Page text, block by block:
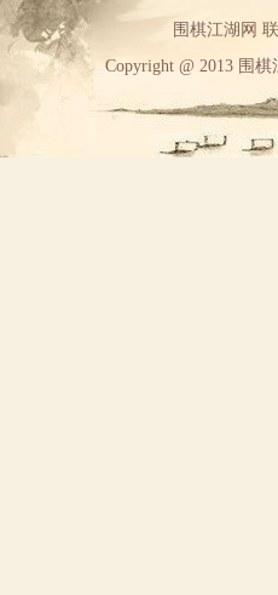
围棋江湖网
Copyright @ 2013 围